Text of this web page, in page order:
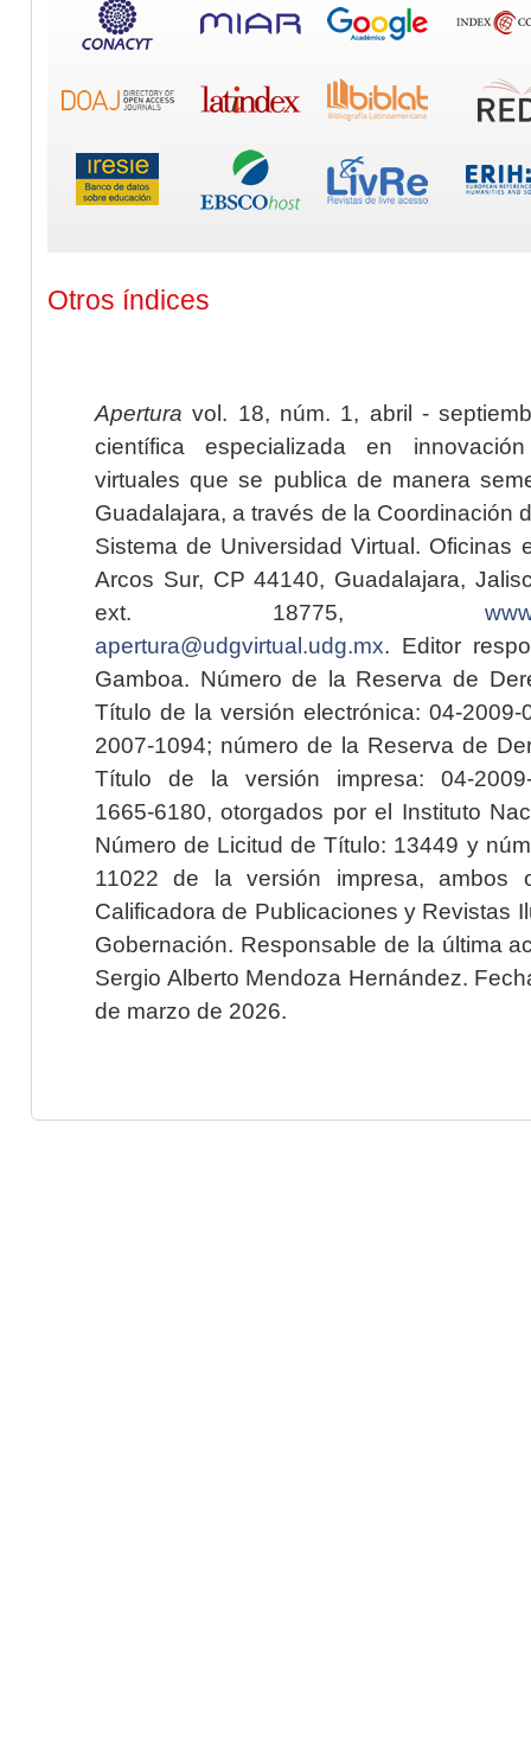
Otros índices
Apertura vol. 18, núm. 1, abril -
científica especializada en
virtuales que se publica de manera
Guadalajara, a través de la Coordinación
Sistema de Universidad Virtual. Oficinas
Arcos Sur, CP 44140, Guadalajara,
ext. 18775,
apertura@udgvirtual.udg.mx. Editor
Gamboa. Número de la Reserva de
Título de la versión electrónica: 04-2009-
2007-1094; número de la Reserva de
Título de la versión impresa: 04-2009-
1665-6180, otorgados por el Instituto
Número de Licitud de Título: 13449 y
11022 de la versión impresa, ambos
Calificadora de Publicaciones y Revistas
Gobernación. Responsable de la última
Sergio Alberto Mendoza Hernández.
de marzo de 2026.